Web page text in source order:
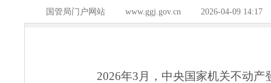
国管局门户网站 www.ggj.gov.cn 2026-04-09 14:17
2026年3月，中央国家机关不动产